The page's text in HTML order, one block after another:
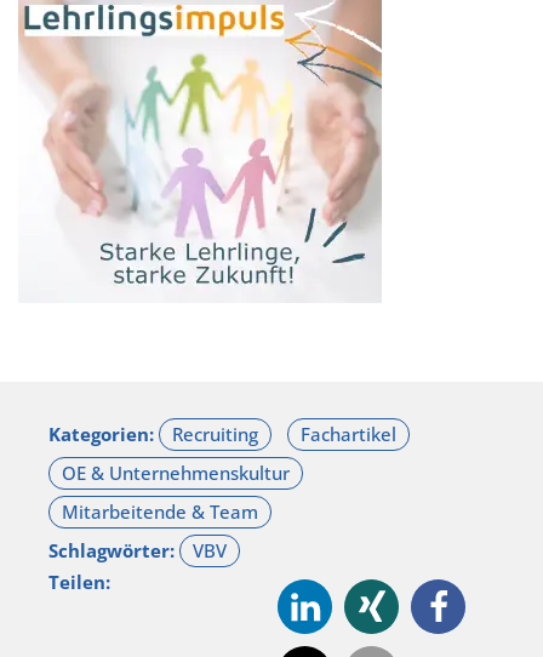
Kategorien:
Schlagwörter:
Teilen: